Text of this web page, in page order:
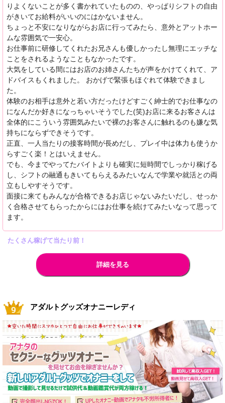
りよくないことが多く書かれていたものの、やっぱりシフトの自由
がきいてお給料がいいのにはかないません。
ちょっと不安になりながらお店に行ってみたら、意外とアットホー
ムな雰囲気で一安心。
お仕事前に研修してくれたお兄さんも優しかったし無理にエッチな
ことをされるようなこともなかったです。
大気をしている間にはお店のお姉さんたちが声をかけてくれて、ア
ドバイスもくれました。 おかげで緊張もほぐれて体験できまし
た。
体験のお相手は意外と若い方だったけどすごく紳士的でお仕事なの
になんだか好きになっちゃいそうでした(笑)お店に来るお客さんは
全体的にこういう雰囲気みたいで裸のお客さんに触れるのも嫌な気
持ちにならずできそうです。
正直、一人当たりの接客時間が長めだし、プレイ中は体力も使うか
らすごく楽！とはいえません。
でも、今までやってたバイトよりも確実に短時間でしっかり稼げる
し、シフトの融通もきいてもらえるみたいなんで学業や就活との両
立もしやすそうです。
面接に来てもみんなが合格できるお店じゃないみたいだし、せっか
く合格させてもらったからにはお仕事を続けてみたいなって思って
ます。
たくさん稼げて当たり前！
詳細を見る
アダルトグッズオナニーレディ